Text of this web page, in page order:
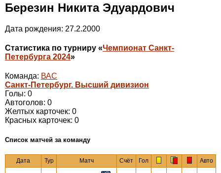
Березин Никита Эдуардович
Дата рождения: 27.2.2000
Статистика по турниру «Чемпионат Санкт-
Петербурга 2024»
Команда: ВАС
Санкт-Петербург. Высший дивизион
Голы: 0
Автоголов: 0
Желтых карточек: 0
Красных карточек: 0
Cписок матчей за команду
Дата Тур Матч Счёт Гол Авто